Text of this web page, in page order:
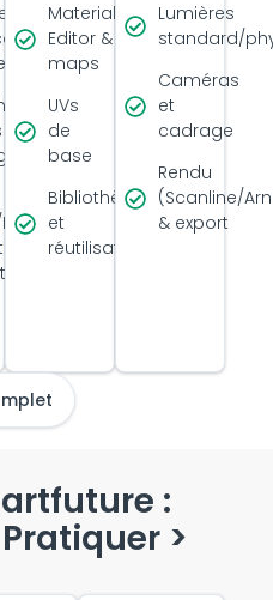
&
Material
Editor &
maps
UVs
de
base
Bibliothèques
et
réutilisation
Lumières
standard/
Caméras
et
cadrage
Rendu
(Scanline/
& export
:
>